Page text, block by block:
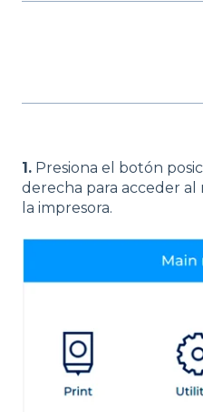
1. Presiona el botón
derecha para acceder
la impresora.